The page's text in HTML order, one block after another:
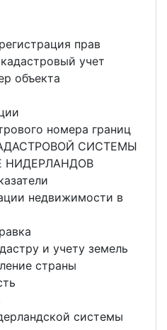
прав
учет
объекта
номера границ
СИСТЕМЫ
НИДЕРЛАНДОВ
недвижимости в
и учету земель
страны
системы